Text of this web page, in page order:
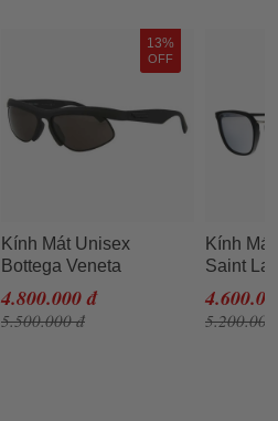
13%
OFF
Kính Mát Unisex
Bottega Veneta
BV1114S/001 Màu Xám
Đen
4.800.000 đ
5.500.000 đ
Kính
Saint
Màu